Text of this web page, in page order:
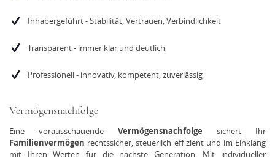
Inhabergeführt - Stabilität, Vertrauen, Verbindlichkeit
Transparent - immer klar und deutlich
Professionell - innovativ, kompetent, zuverlässig
Vermögensnachfolge
Eine vorausschauende Vermögensnachfolge sichert Ihr
Familienvermögen rechtssicher, steuerlich effizient und im Einklang
mit Ihren Werten für die nächste Generation. Mit individueller